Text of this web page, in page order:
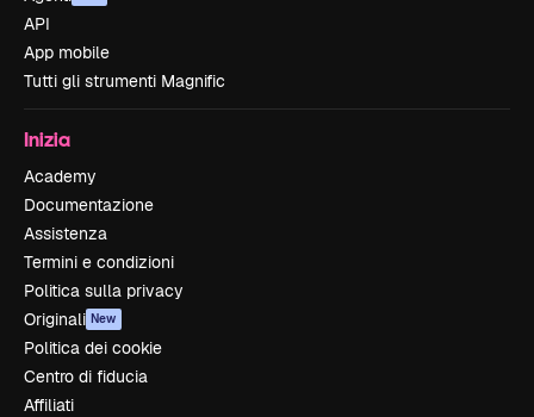
API
App mobile
Tutti gli strumenti Magnific
Inizia
Academy
Documentazione
Assistenza
Termini e condizioni
Politica sulla privacy
Originali New
Politica dei cookie
Centro di fiducia
Affiliati